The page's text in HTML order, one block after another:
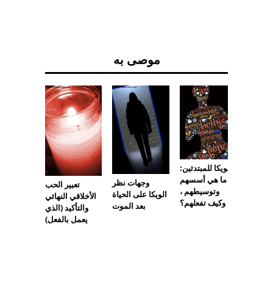
موصى به
تعبير الحب
الأخلاقي النهائي
والتأكيد (الذي
يعمل بالفعل)
وجهات نظر
الويكا على الحياة
بعد الموت
الويكا للمبتدئين:
ما هي أسسهم
وتوسيطهم ،
وكيف تفعلهم؟